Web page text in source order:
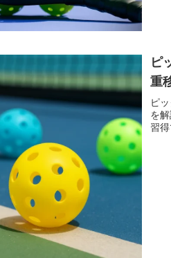
ピ
重
ピ
を
習